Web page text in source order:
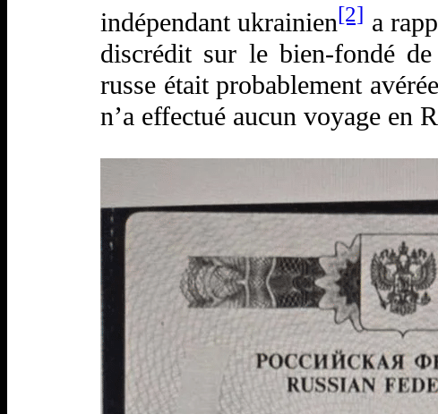
indépendant ukrainien[2] a
discrédit sur le bien-fondé
russe était probablement
n’a effectué aucun voyage en